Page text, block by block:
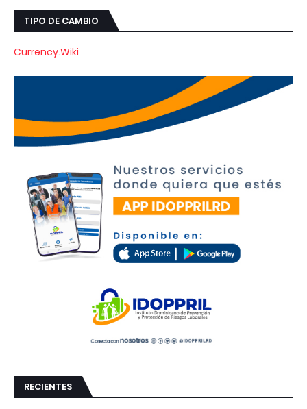
TIPO DE CAMBIO
Currency.Wiki
RECIENTES